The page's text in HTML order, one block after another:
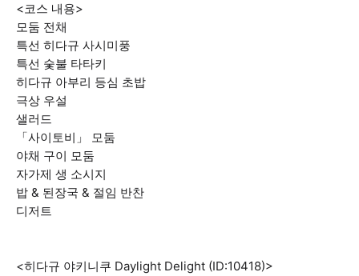
<코스 내용>
모둠 전채
특선 히다규 사시미풍
특선 숯불 타타키
히다규 아부리 등심 초밥
극상 우설
샐러드
「사이토비」 모둠
야채 구이 모둠
자가제 생 소시지
밥 & 된장국 & 절임 반찬
디저트
<히다규 야키니쿠 Daylight Delight (ID:10418)>